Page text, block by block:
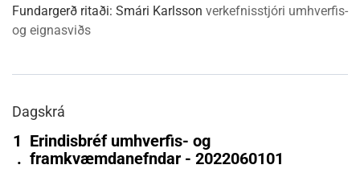
Fundargerð ritaði: Smári Karlsson verkefnisstjóri umhverfis-
og eignasviðs
Dagskrá
1
.
Erindisbréf umhverfis- og
framkvæmdanefndar - 2022060101